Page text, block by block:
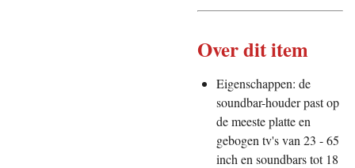
Over dit item
Eigenschappen: de
soundbar-houder past op
de meeste platte en
gebogen tv's van 23 - 65
inch en soundbars tot 18